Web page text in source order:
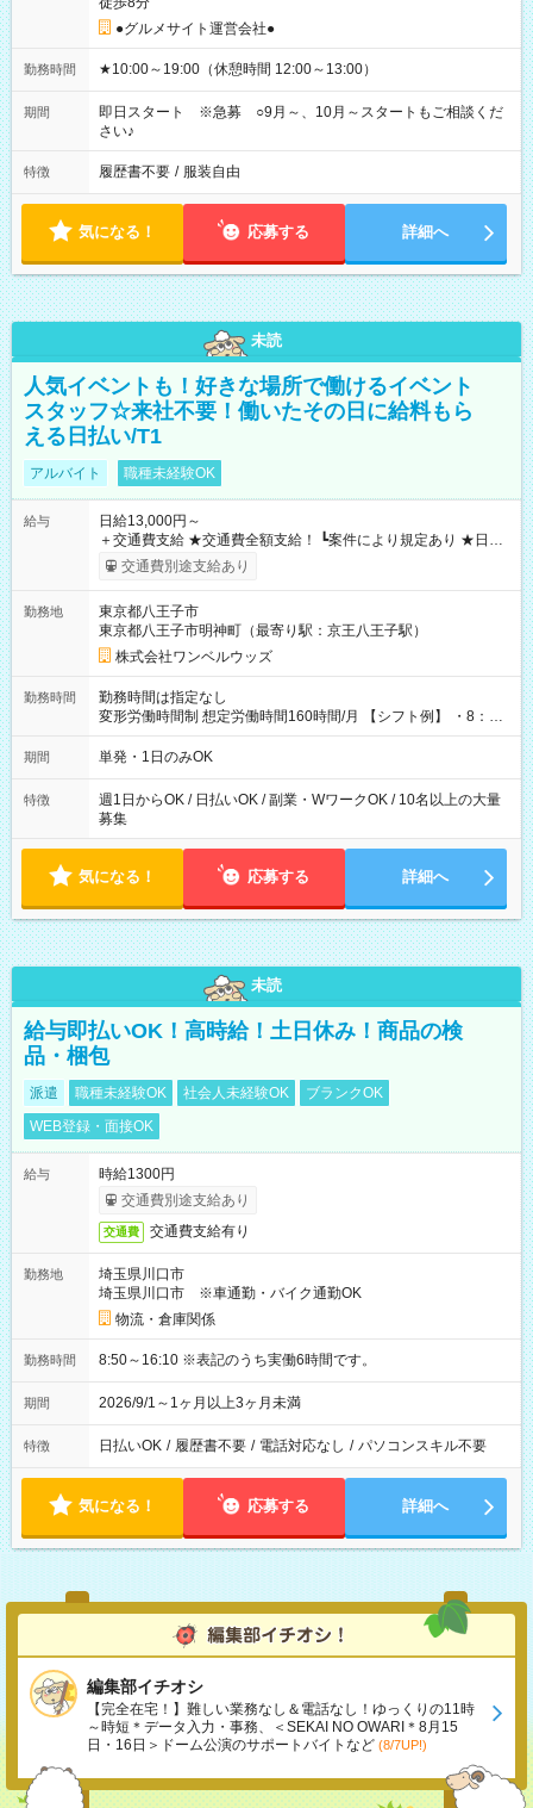
●グルメサイト運営会社●
勤務時間 ★10:00～19:00（休憩時間 12:00～13:00）
期間
即日スタート ※急募 ○9月～、10月～スタートもご相談くだ
さい♪
特徴 履歴書不要 / 服装自由
気になる！ 応募する 詳細へ
未読
人気イベントも！好きな場所で働けるイベント
スタッフ☆来社不要！働いたその日に給料もら
える日払い/T1
アルバイト 職種未経験OK
給与
日給13,000円～
＋交通費支給 ★交通費全額支給！ ┗案件により規定あり ★日払
いOK！（規定あり） ┗働いたその日に現金GET♪ お仕事後はコ
ンビニATMから 日払い分を引き落とせます！ 【試用期間】試
交通費別途支給あり
勤務地
東京都八王子市
東京都八王子市明神町（最寄り駅：京王八王子駅）
株式会社ワンベルウッズ
勤務時間
勤務時間は指定なし
変形労働時間制 想定労働時間160時間/月 【シフト例】 ・8：00
～21：00
期間 単発・1日のみOK
特徴
週1日からOK / 日払いOK / 副業・WワークOK / 10名以上の大量
募集
気になる！ 応募する 詳細へ
未読
給与即払いOK！高時給！土日休み！商品の検
品・梱包
派遣 職種未経験OK 社会人未経験OK
ブランクOK
WEB登録・面接OK
給与
時給1300円
交通費別途支給あり
交通費 交通費支給有り
勤務地
埼玉県川口市
埼玉県川口市 ※車通勤・バイク通勤OK
物流・倉庫関係
勤務時間 8:50～16:10 ※表記のうち実働6時間です。
期間 2026/9/1～1ヶ月以上3ヶ月未満
特徴 日払いOK / 履歴書不要 / 電話対応なし / パソコンスキル不要
気になる！ 応募する 詳細へ
編集部イチオシ
【完全在宅！】難しい業務なし＆電話なし！ゆっくりの11時
～時短＊データ入力・事務、＜SEKAI NO OWARI＊8月15
日・16日＞ドーム公演のサポートバイトなど (8/7UP!)